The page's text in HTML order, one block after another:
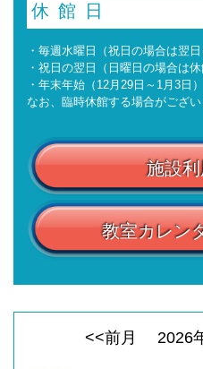
休館日
・毎週水曜日（祝日の場合は翌日
・祝日の翌日（日曜日の場合は休
・年末年始（12月29日～1月3日）
なお、臨時休館する場合がござい
施設
教室カレン
<<前月 2026